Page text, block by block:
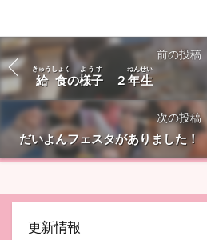
前の投稿
給食
きゅうしょく
の様子
ようす
２ 年生
ねんせい
次の投稿
だいよんフェスタがありました！
更新情報